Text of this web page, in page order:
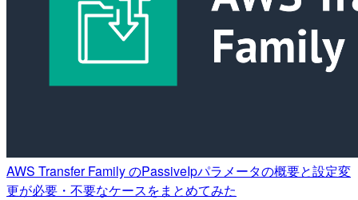
AWS Transfer Family のPassiveIpパラメータの概要と設定変
更が必要・不要なケースをまとめてみた